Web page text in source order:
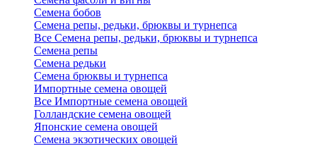
Семена бобов
Семена репы, редьки, брюквы и турнепса
Все Семена репы, редьки, брюквы и турнепса
Семена репы
Семена редьки
Семена брюквы и турнепса
Импортные семена овощей
Все Импортные семена овощей
Голландские семена овощей
Японские семена овощей
Семена экзотических овощей